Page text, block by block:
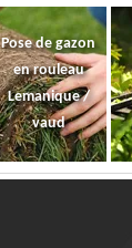
Pose de gazon
en rouleau
Lemanique /
vaud